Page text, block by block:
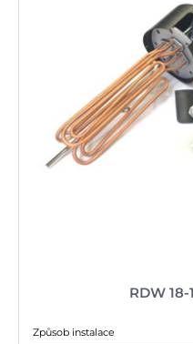
RDW 18-
Způsob instalace